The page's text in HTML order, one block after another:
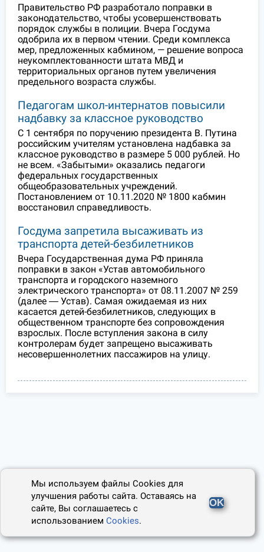
Правительство РФ разработало поправки в
законодательство, чтобы усовершенствовать
порядок службы в полиции. Вчера Госдума
одобрила их в первом чтении. Среди комплекса
мер, предложенных кабмином, — решение вопроса
неукомплектованности штата МВД и
территориальных органов путем увеличения
предельного возраста службы.
Педагогам школ-интернатов повысили
надбавку за классное руководство
С 1 сентября по поручению президента В. Путина
российским учителям установлена надбавка за
классное руководство в размере 5 000 рублей. Но
не всем. «Забытыми» оказались педагоги
федеральных государственных
общеобразовательных учреждений.
Постановлением от 10.11.2020 № 1800 кабмин
восстановил справедливость.
Госдума запретила высаживать из
транспорта детей-безбилетников
Вчера Государственная дума РФ приняла
поправки в закон «Устав автомобильного
транспорта и городского наземного
электрического транспорта» от 08.11.2007 № 259
(далее ― Устав). Самая ожидаемая из них
касается детей-безбилетников, следующих в
общественном транспорте без сопровождения
взрослых. После вступления закона в силу
контролерам будет запрещено высаживать
несовершеннолетних пассажиров на улицу.
Мы используем файлы Cookies для
улучшения работы сайта. Оставаясь на
сайте, Вы соглашаетесь с
использованиемCookies.
OK